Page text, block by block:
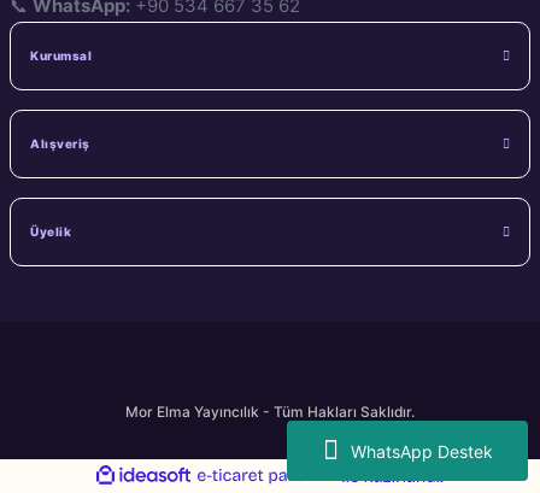
WhatsApp Destek
📞 WhatsApp: +90 534 667 35 62
Kurumsal
Alışveriş
Üyelik
Mor Elma Yayıncılık - Tüm Hakları Saklıdır.
ideasoft